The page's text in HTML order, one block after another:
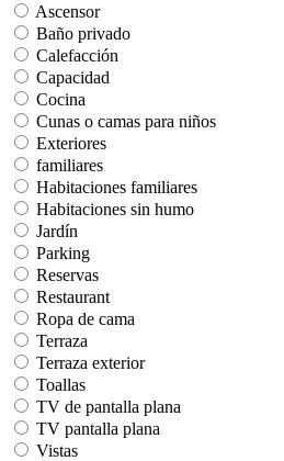
Ascensor
Baño privado
Calefacción
Capacidad
Cocina
Cunas o camas para niños
Exteriores
familiares
Habitaciones familiares
Habitaciones sin humo
Jardín
Parking
Reservas
Restaurant
Ropa de cama
Terraza
Terraza exterior
Toallas
TV de pantalla plana
TV pantalla plana
Vistas